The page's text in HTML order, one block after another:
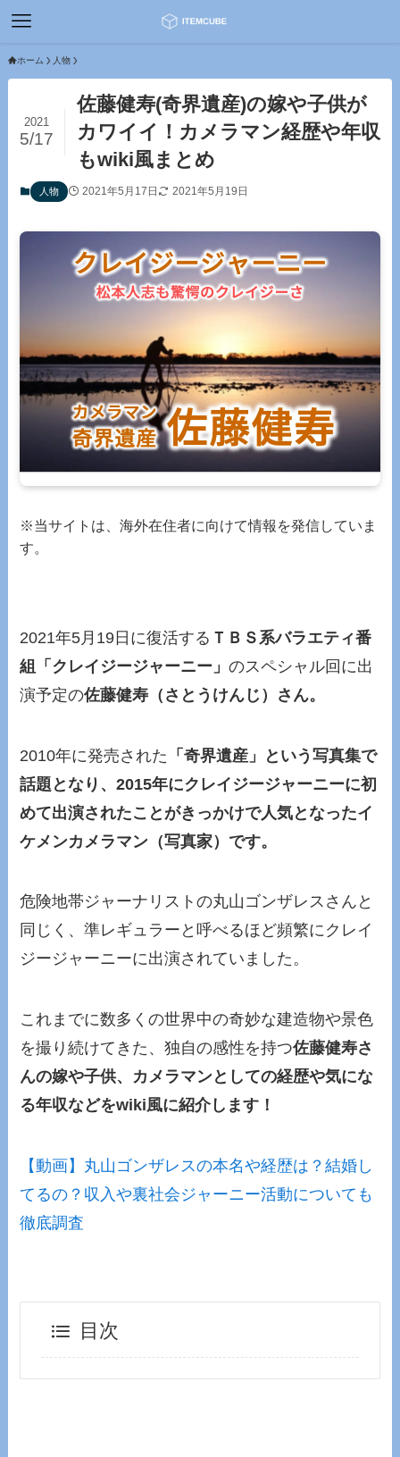
ホーム 人物
佐藤健寿(奇界遺産)の嫁や子供が
カワイイ！カメラマン経歴や年収
もwiki風まとめ
2021
5/17
人物 2021年5月17日 2021年5月19日
※当サイトは、海外在住者に向けて情報を発信していま
す。
2021年5月19日に復活する ＴＢＳ系バラエティ番
組「クレイジージャーニー」のスペシャル回に出
演予定の佐藤健寿（さとうけんじ）さん。
2010年に発売された 「奇界遺産」という写真集で
話題となり、2015年にクレイジージャーニーに初
めて出演されたことがきっかけで人気となったイ
ケメンカメラマン（写真家）です。
危険地帯ジャーナリストの丸山ゴンザレスさんと
同じく、準レギュラーと呼べるほど頻繁にクレイ
ジージャーニーに出演されていました。
これまでに数多くの世界中の奇妙な建造物や景色
を撮り続けてきた、独自の感性を持つ佐藤健寿さ
んの嫁や子供、カメラマンとしての経歴や気にな
る年収などをwiki風に紹介します！
【動画】丸山ゴンザレスの本名や経歴は？結婚し
てるの？収入や裏社会ジャーニー活動についても
徹底調査
目次